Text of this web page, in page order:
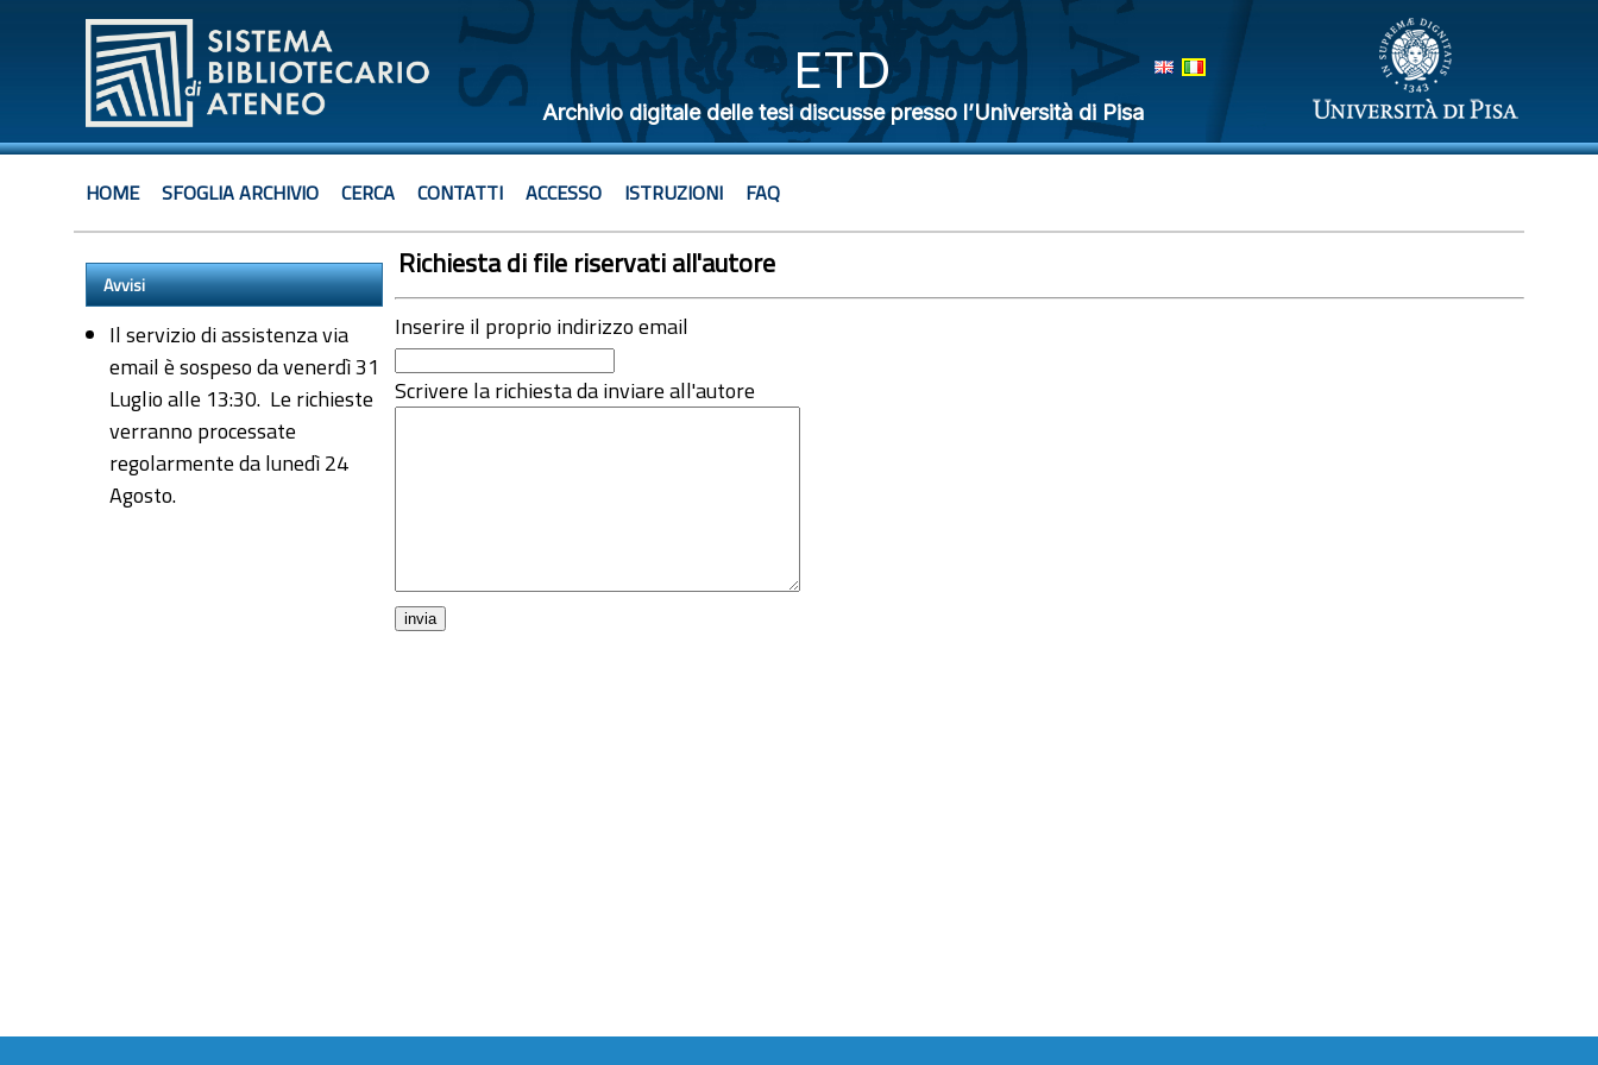
ETD
Archivio digitale delle tesi discusse presso l’Università di Pisa
HOME SFOGLIA ARCHIVIO CERCA CONTATTI ACCESSO ISTRUZIONI FAQ
Avvisi
Il servizio di assistenza via
email è sospeso da venerdì 31
Luglio alle 13:30. Le richieste
verranno processate
regolarmente da lunedì 24
Agosto.
Richiesta di file riservati all'autore
Inserire il proprio indirizzo email
Scrivere la richiesta da inviare all'autore